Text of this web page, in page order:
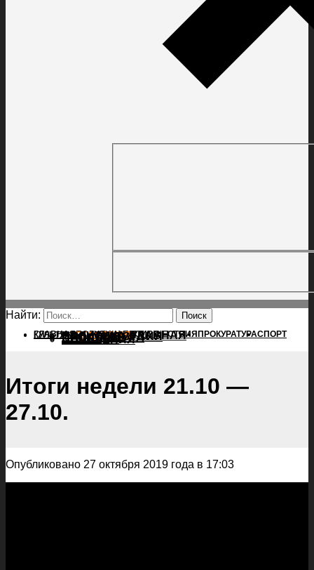
Найти:
ГЛАВНАЯПОЛИТИКАПРОИСШЕСТВИЯ ПРОКУРАТУРАСПОРТ
КУЛЬТУРАПОСЕЛЕНИЯГЛАВНАЯ
ПОЛИТИКА
ПРОИСШЕСТВИЯ
ПРОКУРАТУРА
СПОРТ
КУЛЬТУРА
ПОСЕЛЕНИЯ
Итоги недели 21.10 —
27.10.
Опубликовано 27 октября 2019 года в 17:03